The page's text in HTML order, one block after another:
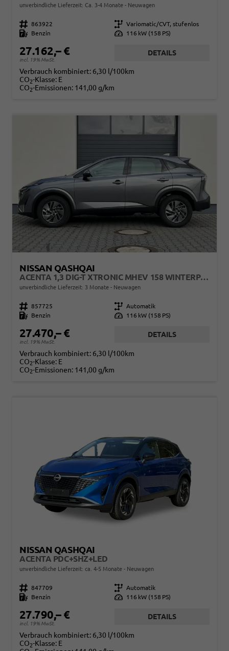
unverbindliche Lieferzeit: Ca. 3-4 Monate Neuwagen
Fahrzeugnr. 863922 Getriebe Variomatic/CVT, stufenlos
Kraftstoff
Benzin Leistung 116 kW (158 PS)
27.162,– €
incl. 19% MwSt.
DETAILS
Verbrauch kombiniert: 6,30 l/100km
CO2-Klasse: E
CO2-Emissionen: 141,00 g/km
NISSAN QASHQAI
ACENTA 1,3 DIG-T XTRONIC MHEV 158 WINTERPAKET
unverbindliche Lieferzeit: 3 Monate Neuwagen
Fahrzeugnr. 857725 Getriebe Automatik
Kraftstoff
Benzin Leistung 116 kW (158 PS)
27.470,– €
incl. 19% MwSt.
DETAILS
Verbrauch kombiniert: 6,30 l/100km
CO2-Klasse: E
CO2-Emissionen: 141,00 g/km
NISSAN QASHQAI
ACENTA PDC+SHZ+LED
unverbindliche Lieferzeit: ca. 4-5 Monate Neuwagen
Fahrzeugnr. 847709 Getriebe Automatik
Kraftstoff
Benzin Leistung 116 kW (158 PS)
27.790,– €
incl. 19% MwSt.
DETAILS
Verbrauch kombiniert: 6,30 l/100km
CO2-Klasse: E